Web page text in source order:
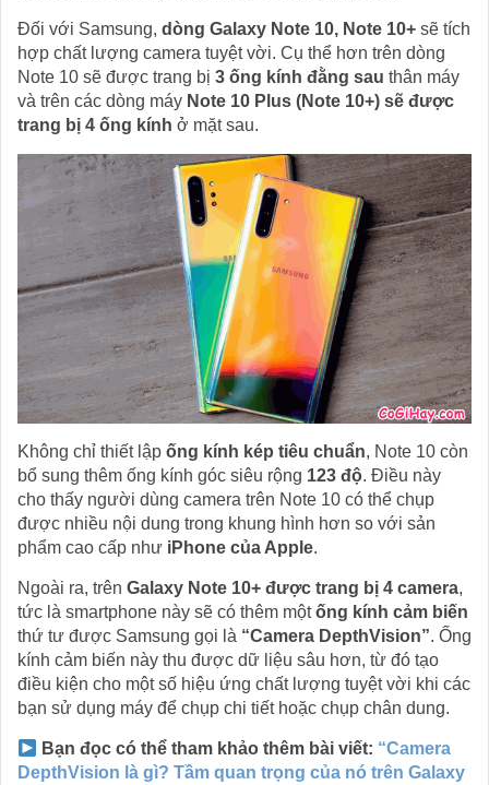
Đối với Samsung, dòng Galaxy Note 10, Note 10+ sẽ tích
hợp chất lượng camera tuyệt vời. Cụ thể hơn trên dòng
Note 10 sẽ được trang bị 3 ống kính đằng sau thân máy
và trên các dòng máy Note 10 Plus (Note 10+) sẽ được
trang bị 4 ống kính ở mặt sau.
Không chỉ thiết lập ống kính kép tiêu chuẩn, Note 10 còn
bổ sung thêm ống kính góc siêu rộng 123 độ. Điều này
cho thấy người dùng camera trên Note 10 có thể chụp
được nhiều nội dung trong khung hình hơn so với sản
phẩm cao cấp như iPhone của Apple.
Ngoài ra, trên Galaxy Note 10+ được trang bị 4 camera,
tức là smartphone này sẽ có thêm mộtống kính cảm biến
thứ tư được Samsung gọi là “Camera DepthVision”. Ống
kính cảm biến này thu được dữ liệu sâu hơn, từ đó tạo
điều kiện cho một số hiệu ứng chất lượng tuyệt vời khi các
bạn sử dụng máy để chụp chi tiết hoặc chụp chân dung.
Bạn đọc có thể tham khảo thêm bài viết: “Camera
DepthVision là gì? Tầm quan trọng của nó trên Galaxy